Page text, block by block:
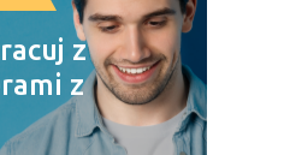
z
z